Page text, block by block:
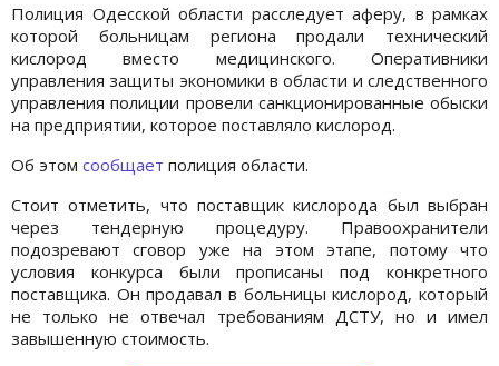
Полиция Одесской области расследует аферу, в рамках
которой больницам региона продали технический
кислород вместо медицинского. Оперативники
управления защиты экономики в области и следственного
управления полиции провели санкционированные обыски
на предприятии, которое поставляло кислород.
Об этом сообщает полиция области.
Стоит отметить, что поставщик кислорода был выбран
через тендерную процедуру. Правоохранители
подозревают сговор уже на этом этапе, потому что
условия конкурса были прописаны под конкретного
поставщика. Он продавал в больницы кислород, который
не только не отвечал требованиям ДСТУ, но и имел
завышенную стоимость.